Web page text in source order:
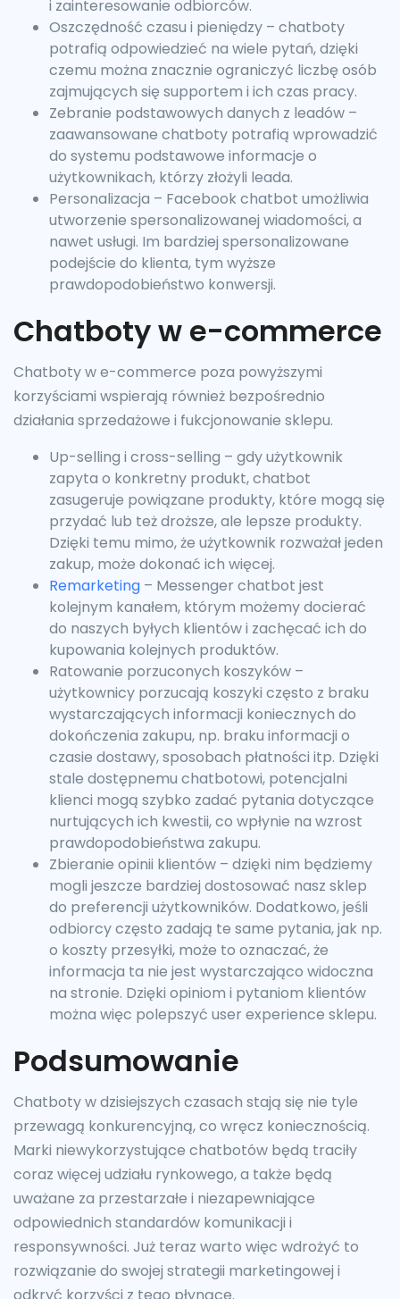
i zainteresowanie odbiorców.
Oszczędność czasu i pieniędzy – chatboty
potrafią odpowiedzieć na wiele pytań, dzięki
czemu można znacznie ograniczyć liczbę osób
zajmujących się supportem i ich czas pracy.
Zebranie podstawowych danych z leadów –
zaawansowane chatboty potrafią wprowadzić
do systemu podstawowe informacje o
użytkownikach, którzy złożyli leada.
Personalizacja – Facebook chatbot umożliwia
utworzenie spersonalizowanej wiadomości, a
nawet usługi. Im bardziej spersonalizowane
podejście do klienta, tym wyższe
prawdopodobieństwo konwersji.
Chatboty w e-commerce
Chatboty w e-commerce poza powyższymi
korzyściami wspierają również bezpośrednio
działania sprzedażowe i fukcjonowanie sklepu.
Up-selling i cross-selling – gdy użytkownik
zapyta o konkretny produkt, chatbot
zasugeruje powiązane produkty, które mogą się
przydać lub też droższe, ale lepsze produkty.
Dzięki temu mimo, że użytkownik rozważał jeden
zakup, może dokonać ich więcej.
Remarketing – Messenger chatbot jest
kolejnym kanałem, którym możemy docierać
do naszych byłych klientów i zachęcać ich do
kupowania kolejnych produktów.
Ratowanie porzuconych koszyków –
użytkownicy porzucają koszyki często z braku
wystarczających informacji koniecznych do
dokończenia zakupu, np. braku informacji o
czasie dostawy, sposobach płatności itp. Dzięki
stale dostępnemu chatbotowi, potencjalni
klienci mogą szybko zadać pytania dotyczące
nurtujących ich kwestii, co wpłynie na wzrost
prawdopodobieństwa zakupu.
Zbieranie opinii klientów – dzięki nim będziemy
mogli jeszcze bardziej dostosować nasz sklep
do preferencji użytkowników. Dodatkowo, jeśli
odbiorcy często zadają te same pytania, jak np.
o koszty przesyłki, może to oznaczać, że
informacja ta nie jest wystarczająco widoczna
na stronie. Dzięki opiniom i pytaniom klientów
można więc polepszyć user experience sklepu.
Podsumowanie
Chatboty w dzisiejszych czasach stają się nie tyle
przewagą konkurencyjną, co wręcz koniecznością.
Marki niewykorzystujące chatbotów będą traciły
coraz więcej udziału rynkowego, a także będą
uważane za przestarzałe i niezapewniające
odpowiednich standardów komunikacji i
responsywności. Już teraz warto więc wdrożyć to
rozwiązanie do swojej strategii marketingowej i